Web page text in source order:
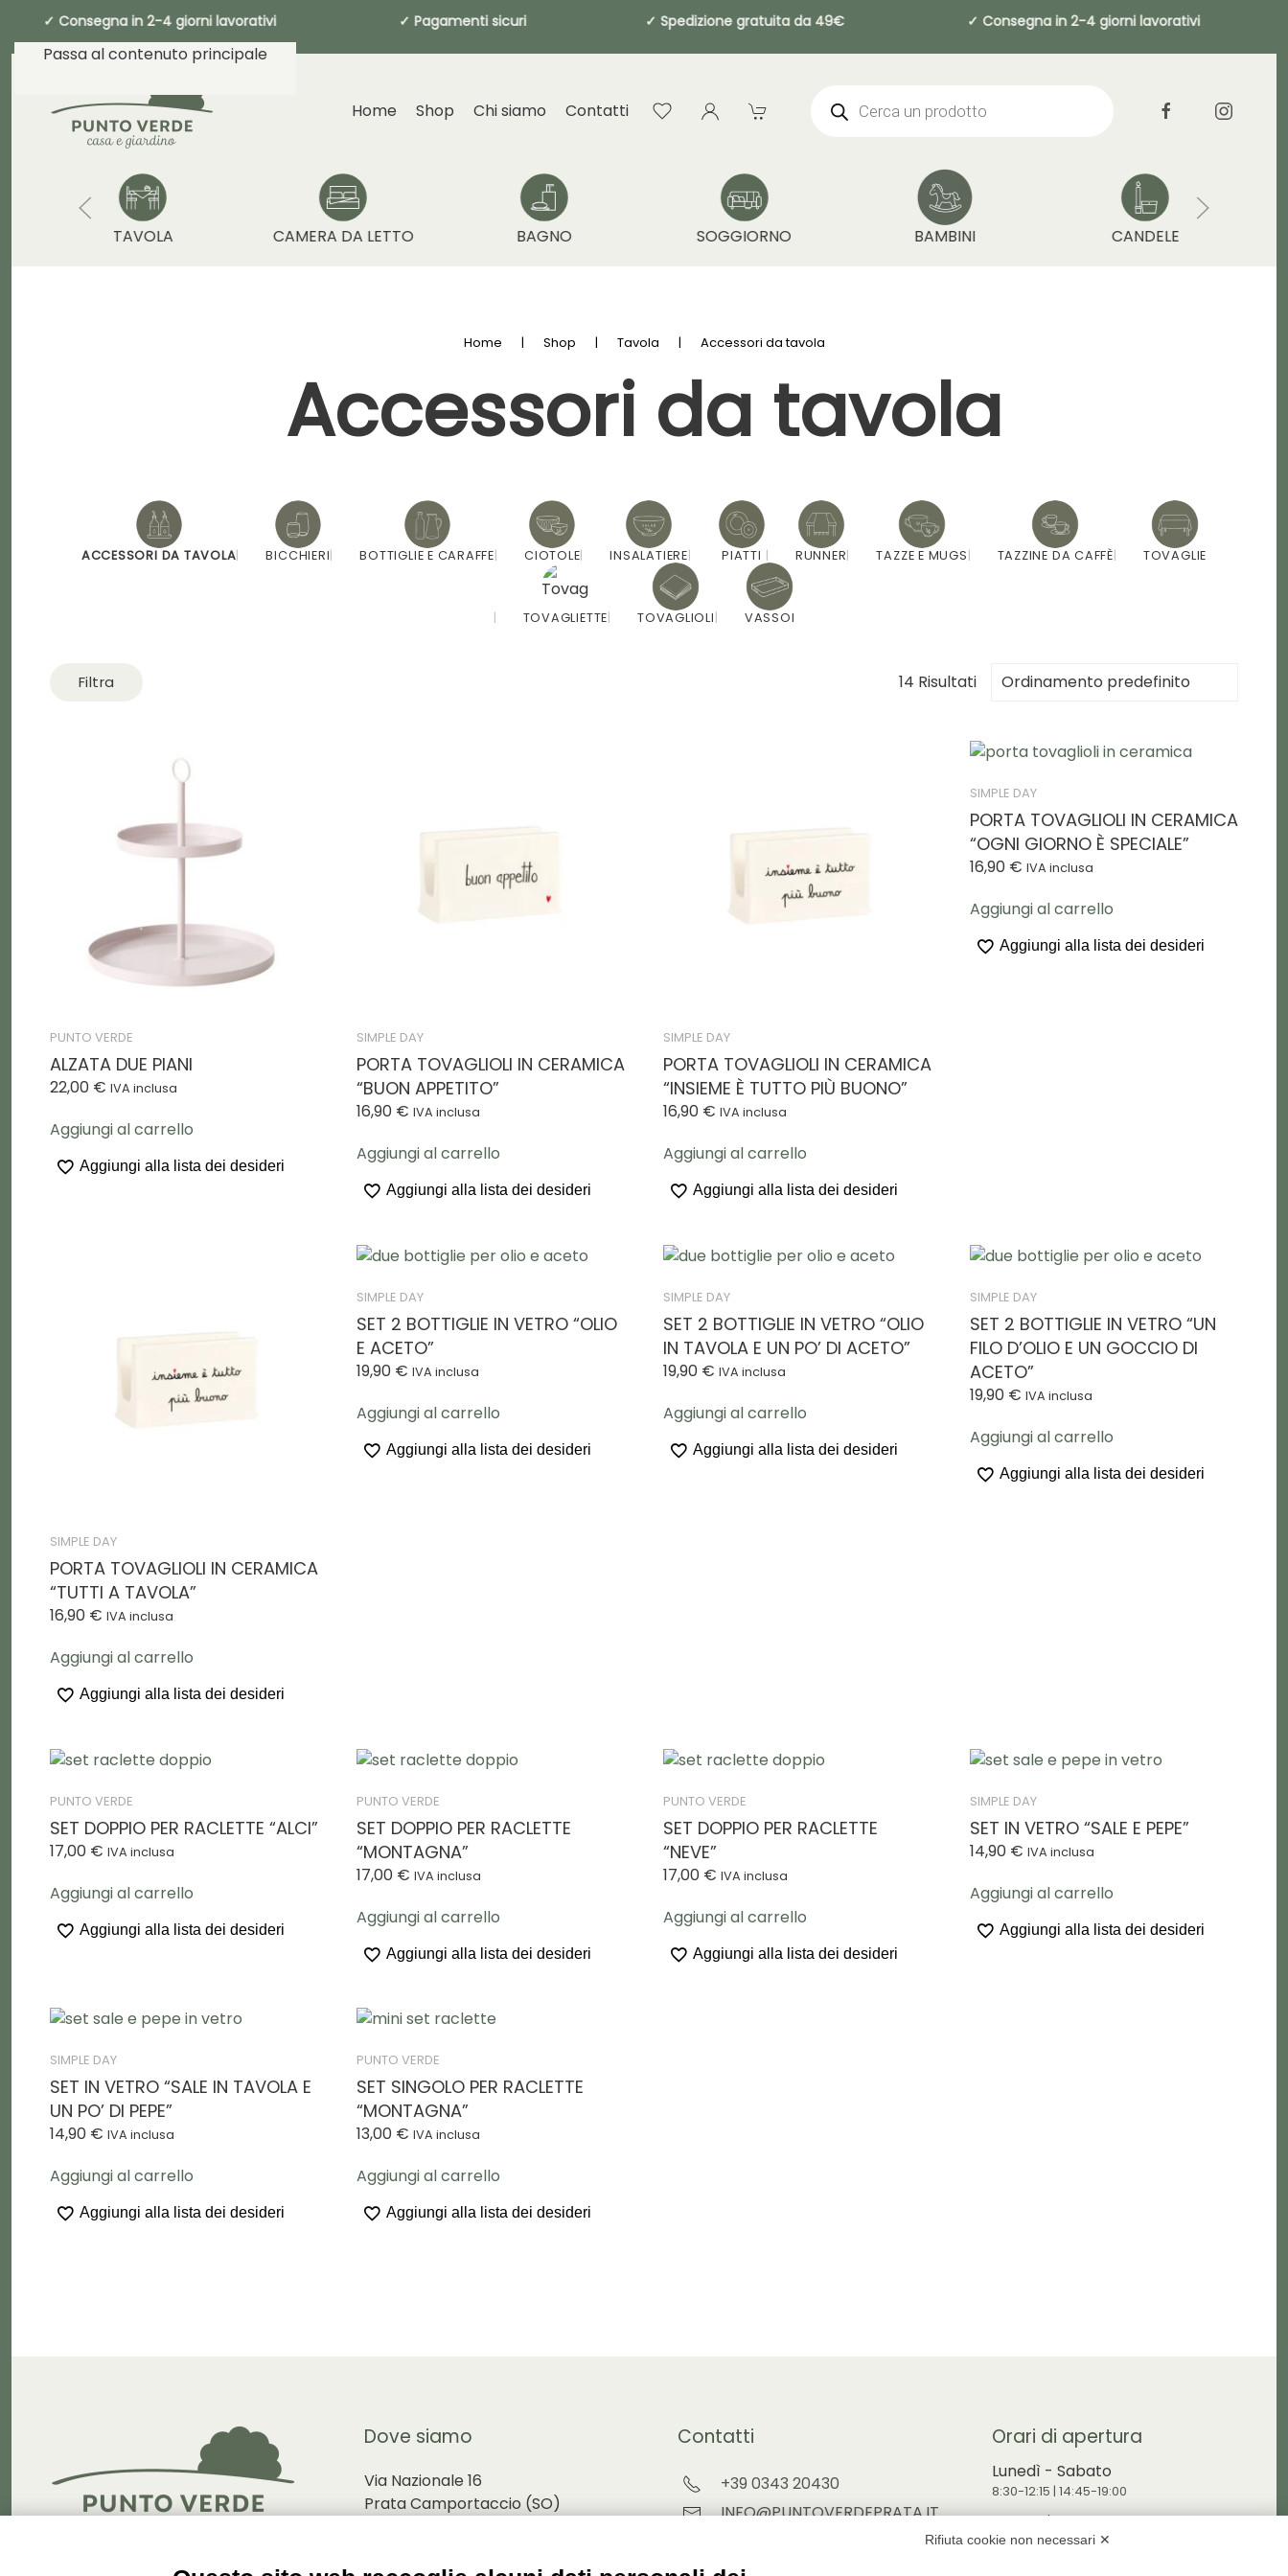
Consegna in 2-4 giorni lavorativi ✓ Pagamenti sicuri ✓ Spedizione gratuita da 49€ ✓ Consegna in 2-4 giorni
Passa al contenuto principale
Home Shop Chi siamo Contatti search
TAVOLA CAMERA DA LETTO BAGNO SOGGIORNO BAMBINI CANDELE
Home Shop Tavola Accessori da tavola
Accessori da tavola
ACCESSORI DA TAVOLA BICCHIERI BOTTIGLIE E CARAFFE CIOTOLE INSALATIERE PIATTI RUNNER TAZZE E MUGS TAZZINE DA CAFFÈ TOVAGLIE
TOVAGLIETTE TOVAGLIOLI VASSOI
Filtra 14 Risultati
PUNTO VERDE
ALZATA DUE PIANI
22,00 € IVA inclusa
Aggiungi al carrello
Aggiungi alla lista dei desideri
SIMPLE DAY
PORTA TOVAGLIOLI IN CERAMICA
“BUON APPETITO”
16,90 € IVA inclusa
Aggiungi al carrello
Aggiungi alla lista dei desideri
SIMPLE DAY
PORTA TOVAGLIOLI IN CERAMICA
“INSIEME È TUTTO PIÙ BUONO”
16,90 € IVA inclusa
Aggiungi al carrello
Aggiungi alla lista dei desideri
SIMPLE DAY
PORTA TOVAGLIOLI IN CERAMICA
“OGNI GIORNO È SPECIALE”
16,90 € IVA inclusa
Aggiungi al carrello
Aggiungi alla lista dei desideri
SIMPLE DAY
PORTA TOVAGLIOLI IN CERAMICA
“TUTTI A TAVOLA”
16,90 € IVA inclusa
Aggiungi al carrello
Aggiungi alla lista dei desideri
SIMPLE DAY
SET 2 BOTTIGLIE IN VETRO “OLIO
E ACETO”
19,90 € IVA inclusa
Aggiungi al carrello
Aggiungi alla lista dei desideri
SIMPLE DAY
SET 2 BOTTIGLIE IN VETRO “OLIO
IN TAVOLA E UN PO’ DI ACETO”
19,90 € IVA inclusa
Aggiungi al carrello
Aggiungi alla lista dei desideri
SIMPLE DAY
SET 2 BOTTIGLIE IN VETRO “UN
FILO D’OLIO E UN GOCCIO DI
ACETO”
19,90 € IVA inclusa
Aggiungi al carrello
Aggiungi alla lista dei desideri
PUNTO VERDE
SET DOPPIO PER RACLETTE “ALCI”
17,00 € IVA inclusa
Aggiungi al carrello
Aggiungi alla lista dei desideri
PUNTO VERDE
SET DOPPIO PER RACLETTE
“MONTAGNA”
17,00 € IVA inclusa
Aggiungi al carrello
Aggiungi alla lista dei desideri
PUNTO VERDE
SET DOPPIO PER RACLETTE
“NEVE”
17,00 € IVA inclusa
Aggiungi al carrello
Aggiungi alla lista dei desideri
SIMPLE DAY
SET IN VETRO “SALE E PEPE”
14,90 € IVA inclusa
Aggiungi al carrello
Aggiungi alla lista dei desideri
SIMPLE DAY
SET IN VETRO “SALE IN TAVOLA E
UN PO’ DI PEPE”
14,90 € IVA inclusa
Aggiungi al carrello
Aggiungi alla lista dei desideri
PUNTO VERDE
SET SINGOLO PER RACLETTE
“MONTAGNA”
13,00 € IVA inclusa
Aggiungi al carrello
Aggiungi alla lista dei desideri
Dove siamo
Via Nazionale 16
Prata Camportaccio (SO)
Via Dolzino 68 Chiavenna (SO)
Contatti
+39 0343 20430
INFO@PUNTOVERDEPRATA.IT
ORDINI@PUNTOVERDEPRATA.IT
Orari di apertura
Lunedì - Sabato
8:30-12:15 | 14:45-19:00
Domenica
9:00-12:15 | 14:45-19:00
Rifiuta cookie non necessari ✕